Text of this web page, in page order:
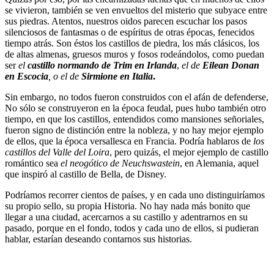
se vivieron, también se ven envueltos del misterio que subyace entre
sus piedras. Atentos, nuestros oidos parecen escuchar los pasos
silenciosos de fantasmas o de espíritus de otras épocas, fenecidos
tiempo atrás. Son éstos los castillos de piedra, los más clásicos, los
de altas almenas, gruesos muros y fosos rodeándolos, como puedan
serel castillo normando de Trim en Irlanda, el de Eilean Donan
en Escocia , o el de Sirmione en Italia.
Sin embargo, no todos fueron construidos con el afán de defenderse,
No sólo se construyeron en la época feudal, pues hubo también otro
tiempo, en que los castillos, entendidos como mansiones señoriales,
fueron signo de distinción entre la nobleza, y no hay mejor ejemplo
de ellos, que la época versallesca en Francia. Podría hablaros de los
castillos del Valle del Loira, pero quizás, el mejor ejemplo de castillo
romántico sea el neogótico de Neuchswastein, en Alemania, aquel
que inspiró al castillo de Bella, de Disney.
Podríamos recorrer cientos de países, y en cada uno distinguiríamos
su propio sello, su propia Historia. No hay nada más bonito que
llegar a una ciudad, acercarnos a su castillo y adentrarnos en su
pasado, porque en el fondo, todos y cada uno de ellos, si pudieran
hablar, estarían deseando contarnos sus historias.